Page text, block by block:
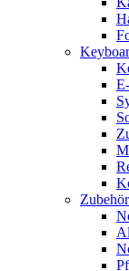
Zubehör